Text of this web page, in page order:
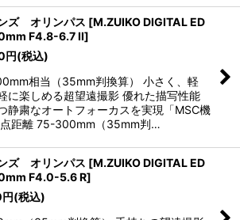
ズ オリンパス [M.ZUIKO DIGITAL ED
F4.8-6.7 II]
円(税込)
相当（35mm判換算） 小さく、軽
に楽しめる超望遠撮影 優れた描写性能
静粛なオートフォーカスを実現「MSC機
距離 75-300mm（35mm判…
ズ オリンパス [M.ZUIKO DIGITAL ED
F4.0-5.6 R]
円(税込)